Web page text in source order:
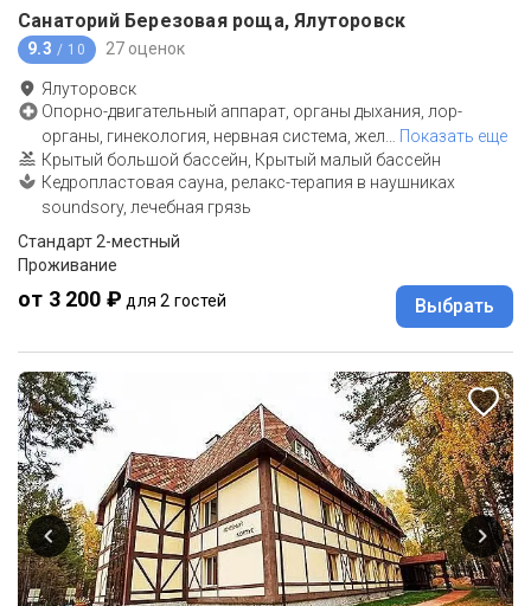
Санаторий Березовая роща, Ялуторовск
9.3 / 10 27 оценок
Ялуторовск
Опорно-двигательный аппарат, органы дыхания, лор-
органы, гинекология, нервная система, жел
Показать еще
Крытый большой бассейн, Крытый малый бассейн
Кедропластовая сауна, релакс-терапия в наушниках
soundsory, лечебная грязь
Стандарт 2-местный
Проживание
от 3 200 ₽ для 2 гостей Выбрать